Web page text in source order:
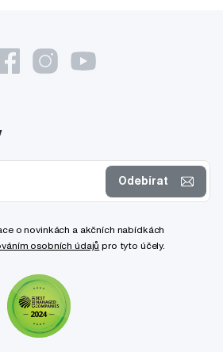
Odebírat
o novinkách a akčních nabídkách
osobních údajů pro tyto účely.